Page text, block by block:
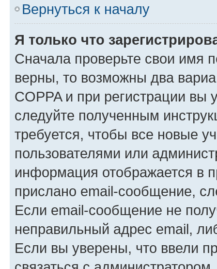
Вернуться к началу
Я только что
Сначала проверьте свои имя
верны, то возможны два
COPPA и при регистрации вы
следуйте полученным
требуется, чтобы все новые
пользователями или
информация отображается в
прислано email-сообщение,
Если email-сообщение не
неправильный адрес email,
Если вы уверены, что ввели